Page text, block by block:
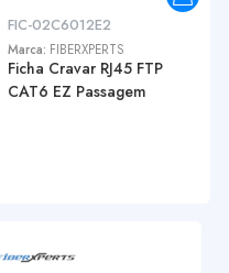
FIC-02C6012E2
Marca: FIBERXPERTS
Ficha Cravar RJ45 FTP
CAT6 EZ Passagem